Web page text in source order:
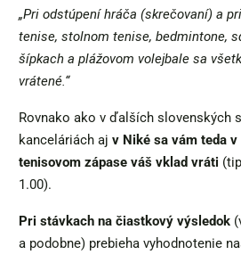
„Pri odstúpení hráča (skrečovaní) a
tenise, stolnom tenise, bedmintone,
šípkach a plážovom volejbale sa
vrátené.“
Rovnako ako v ďalších slovenských
kanceláriách aj v Niké sa vám teda
tenisovom zápase váš vklad vráti
1.00).
Pri stávkach na čiastkový výsledok
a podobne) prebieha vyhodnotenie